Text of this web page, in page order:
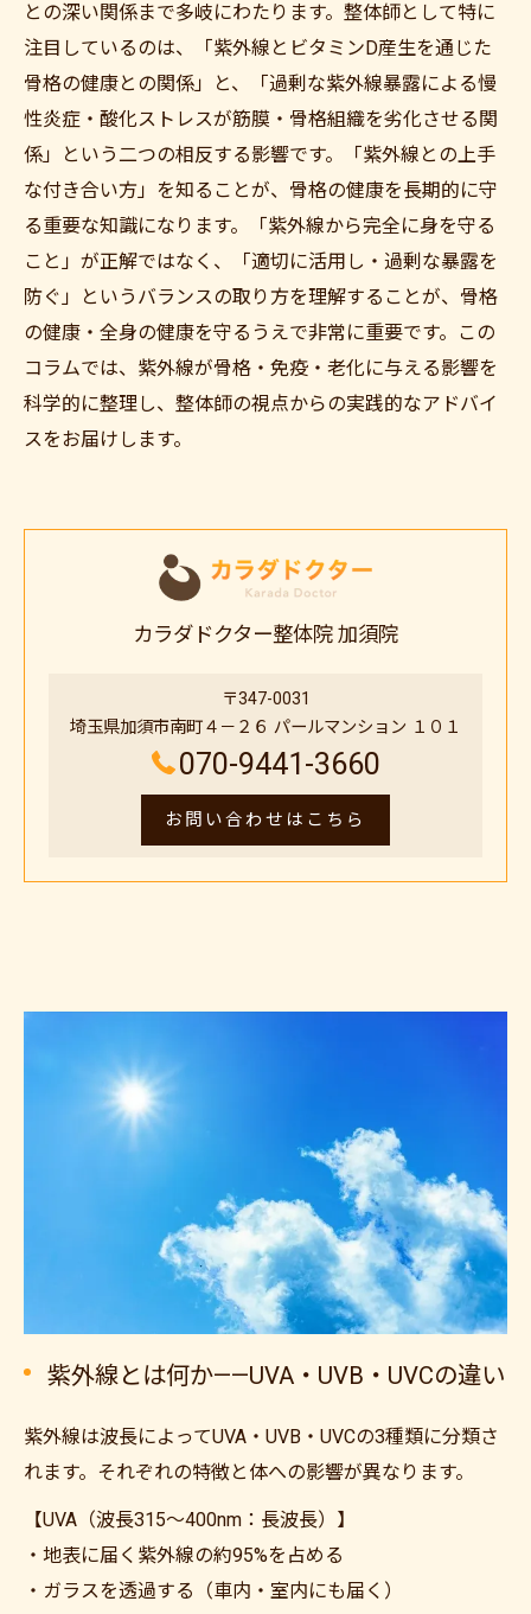
との深い関係まで多岐にわたります。整体師として特に
注目しているのは、「紫外線とビタミンD産生を通じた
骨格の健康との関係」と、「過剰な紫外線暴露による慢
性炎症・酸化ストレスが筋膜・骨格組織を劣化させる関
係」という二つの相反する影響です。「紫外線との上手
な付き合い方」を知ることが、骨格の健康を長期的に守
る重要な知識になります。「紫外線から完全に身を守る
こと」が正解ではなく、「適切に活用し・過剰な暴露を
防ぐ」というバランスの取り方を理解することが、骨格
の健康・全身の健康を守るうえで非常に重要です。この
コラムでは、紫外線が骨格・免疫・老化に与える影響を
科学的に整理し、整体師の視点からの実践的なアドバイ
スをお届けします。
カラダドクター整体院 加須院
〒347-0031
埼玉県加須市南町４－２６ パールマンション １０１
070-9441-3660
お問い合わせはこちら
紫外線とは何か——UVA・UVB・UVCの違い
紫外線は波長によってUVA・UVB・UVCの3種類に分類さ
れます。それぞれの特徴と体への影響が異なります。
【UVA（波長315〜400nm：長波長）】
・地表に届く紫外線の約95%を占める
・ガラスを透過する（車内・室内にも届く）